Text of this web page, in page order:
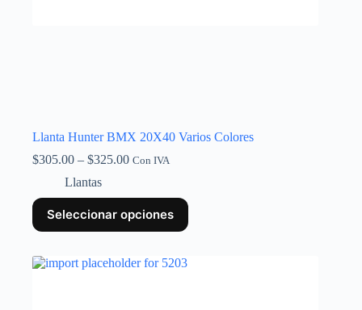
Llanta Hunter BMX 20X40 Varios Colores
$305.00 – $325.00 Con IVA
Llantas
Seleccionar opciones